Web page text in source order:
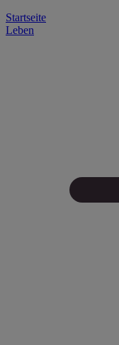
Startseite
Leben